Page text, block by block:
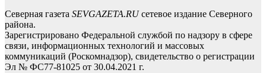
Северная газета SEVGAZETA.RUсетевое издание Северного
района.
Зарегистрировано Федеральной службой по надзору в сфере
связи, информационных технологий и массовых
коммуникаций (Роскомнадзор), свидетельство о регистрации
Эл № ФС77-81025 от 30.04.2021 г.